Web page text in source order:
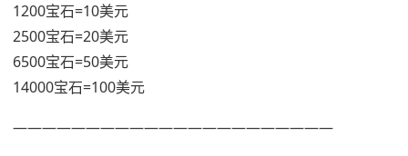
1200宝石=10美元
2500宝石=20美元
6500宝石=50美元
14000宝石=100美元
——————————————————————